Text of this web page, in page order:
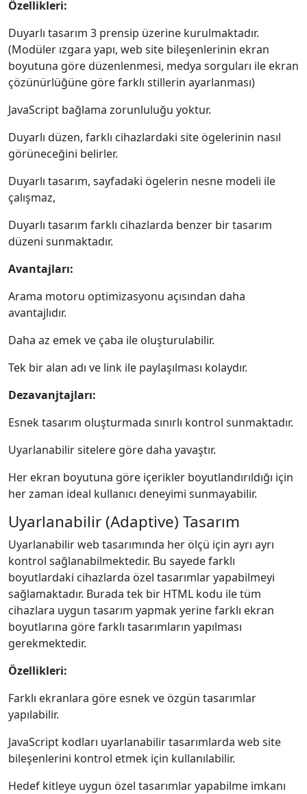
Özellikleri:
Duyarlı tasarım 3 prensip üzerine kurulmaktadır.
(Modüler ızgara yapı, web site bileşenlerinin ekran
boyutuna göre düzenlenmesi, medya sorguları ile ekran
çözünürlüğüne göre farklı stillerin ayarlanması)
JavaScript bağlama zorunluluğu yoktur.
Duyarlı düzen, farklı cihazlardaki site ögelerinin nasıl
görüneceğini belirler.
Duyarlı tasarım, sayfadaki ögelerin nesne modeli ile
çalışmaz,
Duyarlı tasarım farklı cihazlarda benzer bir tasarım
düzeni sunmaktadır.
Avantajları:
Arama motoru optimizasyonu açısından daha
avantajlıdır.
Daha az emek ve çaba ile oluşturulabilir.
Tek bir alan adı ve link ile paylaşılması kolaydır.
Dezavanjtajları:
Esnek tasarım oluşturmada sınırlı kontrol sunmaktadır.
Uyarlanabilir sitelere göre daha yavaştır.
Her ekran boyutuna göre içerikler boyutlandırıldığı için
her zaman ideal kullanıcı deneyimi sunmayabilir.
Uyarlanabilir (Adaptive) Tasarım
Uyarlanabilir web tasarımında her ölçü için ayrı ayrı
kontrol sağlanabilmektedir. Bu sayede farklı
boyutlardaki cihazlarda özel tasarımlar yapabilmeyi
sağlamaktadır. Burada tek bir HTML kodu ile tüm
cihazlara uygun tasarım yapmak yerine farklı ekran
boyutlarına göre farklı tasarımların yapılması
gerekmektedir.
Özellikleri:
Farklı ekranlara göre esnek ve özgün tasarımlar
yapılabilir.
JavaScript kodları uyarlanabilir tasarımlarda web site
bileşenlerini kontrol etmek için kullanılabilir.
Hedef kitleye uygun özel tasarımlar yapabilme imkanı